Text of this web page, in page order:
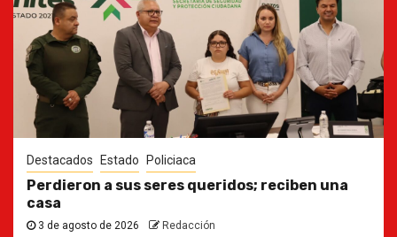
Destacados Estado Policiaca
Perdieron a sus seres queridos; reciben una
casa
3 de agosto de 2026 Redacción